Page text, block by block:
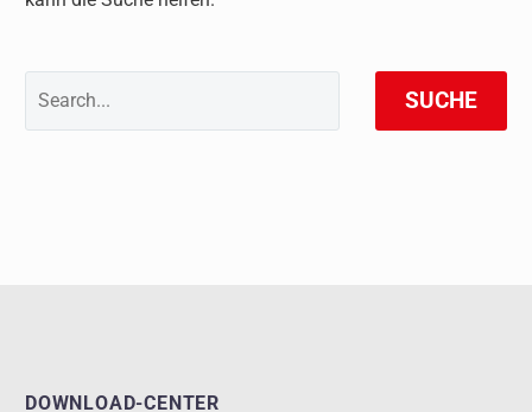
SUCHE
DOWNLOAD-CENTER